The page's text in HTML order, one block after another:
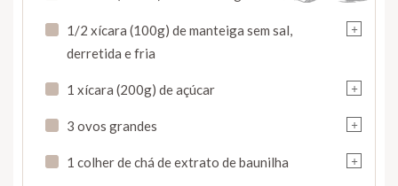
+
1/2 xícara (100g) de manteiga sem sal,
derretida e fria
+
1 xícara (200g) de açúcar
+
3 ovos grandes
+
1 colher de chá de extrato de baunilha